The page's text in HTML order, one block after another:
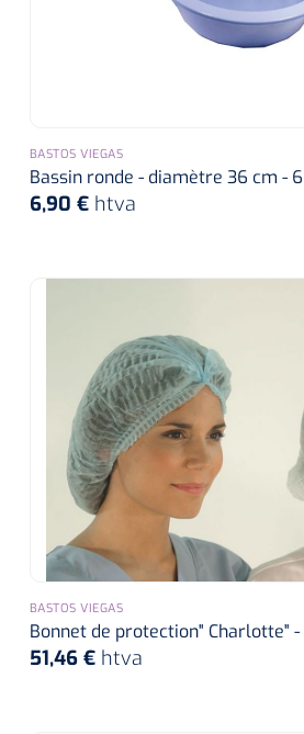
BASTOS VIEGAS
Bassin ronde - diamètre 36 cm -
6,90 € htva
BASTOS VIEGAS
Bonnet de protection" Charlotte"
51,46 € htva